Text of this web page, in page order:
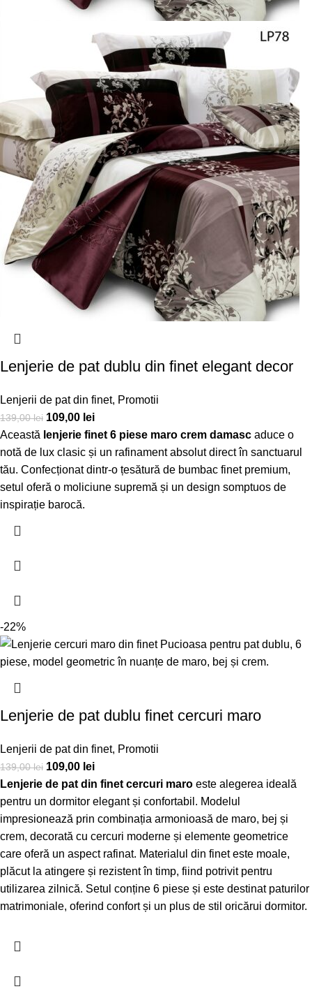
Lenjerie de pat dublu din finet elegant decor
Lenjerii de pat din finet, Promotii
139,00lei 109,00 lei
Această lenjerie finet 6 piese maro crem damasc aduce o
notă de lux clasic și un rafinament absolut direct în sanctuarul
tău. Confecționat dintr-o țesătură de bumbac finet premium,
setul oferă o moliciune supremă și un design somptuos de
inspirație barocă.
-22%
Lenjerie de pat dublu finet cercuri maro
Lenjerii de pat din finet, Promotii
139,00lei 109,00 lei
Lenjerie de pat din finet cercuri maro este alegerea ideală
pentru un dormitor elegant și confortabil. Modelul
impresionează prin combinația armonioasă de maro, bej și
crem, decorată cu cercuri moderne și elemente geometrice
care oferă un aspect rafinat. Materialul din finet este moale,
plăcut la atingere și rezistent în timp, fiind potrivit pentru
utilizarea zilnică. Setul conține 6 piese și este destinat paturilor
matrimoniale, oferind confort și un plus de stil oricărui dormitor.